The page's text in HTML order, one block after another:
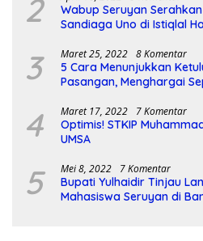
2
Wabup Seruyan
Sandiaga Uno di Istiqlal
3 Maret 25, 2022 8 Komentar
5 Cara Menunjukkan
Pasangan, Menghargai
4 Maret 17, 2022 7 Komentar
Optimis! STKIP
UMSA
5 Mei 8, 2022 7 Komentar
Bupati Yulhaidir Tinjau
Mahasiswa Seruyan di